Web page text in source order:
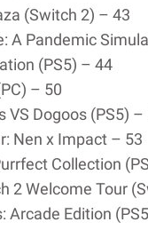
(Switch 2) – 43
A Pandemic
(PS5) – 44
– 50
VS Dogoos (PS5) –
Nen x Impact – 53
Collection
2 Welcome Tour
Arcade Edition